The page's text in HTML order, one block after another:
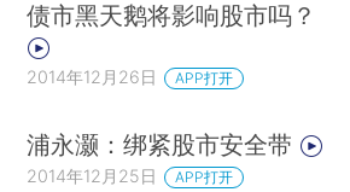
债市黑天鹅将影响股市吗？
2014年12月26日 APP打开
浦永灏：绑紧股市安全带
2014年12月25日 APP打开